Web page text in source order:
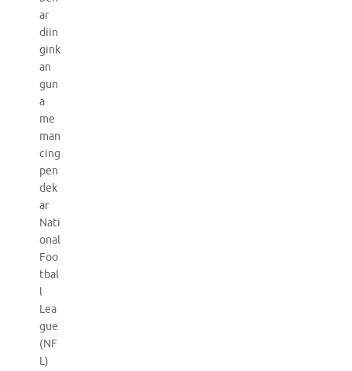
ar
diin
gink
an
gun
a
me
man
cing
pen
dek
ar
Nati
onal
Foo
tbal
l
Lea
gue
(NF
L)